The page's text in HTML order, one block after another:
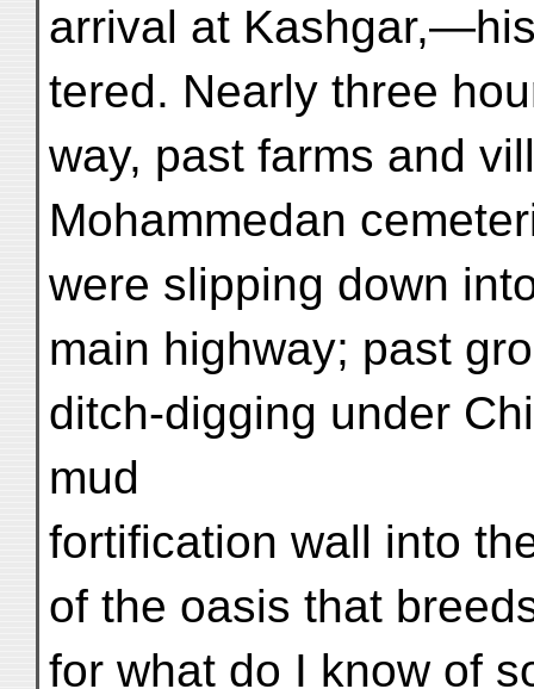
arrival at
tered. Nearly three
way, past farms and
Mohammedan
were slipping down
main highway; past
ditch-digging under
mud
fortification wall into
of the oasis that
for what do I know of